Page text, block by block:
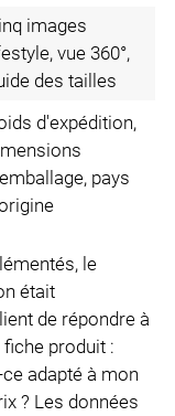
images
vue 360°,
des tailles
d'expédition,
pays
le
était
de répondre à
produit :
adapté à mon
? Les données